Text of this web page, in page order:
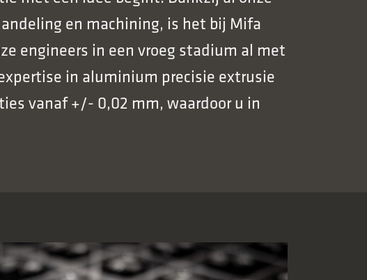
en machining, is het bij Mifa
engineers in een vroeg stadium al met
in aluminium precisie extrusie
vanaf +/- 0,02 mm, waardoor u in